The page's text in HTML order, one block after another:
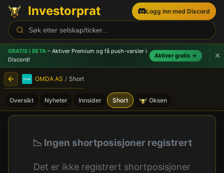
Investorprat Logg inn med Discord
GRATIS I BETA – Aktiver Premium og få push-varsler i
Discord!
Aktiver gratis →
OMDA AS / Short
Oversikt Nyheter Innsider Short Oksen
📉 Ingen shortposisjoner registrert
Det er ikke registrert shortposisjoner